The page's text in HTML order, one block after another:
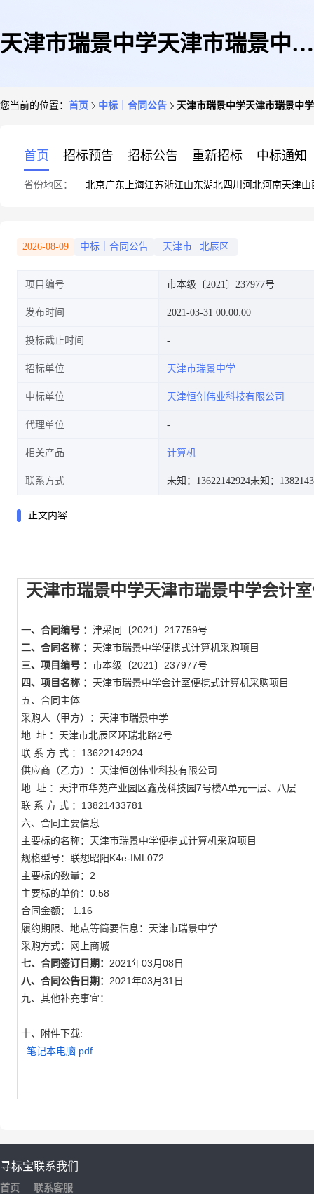
天津市瑞景中学天津市瑞景中学
237977号)合同公告
您当前的位置： 首页 中标｜合同公告 天津市瑞景中学天津市瑞景中
首页 招标预告 招标公告 重新招标 中标通知
省份地区： 北京广东 上海江苏浙江山东湖北四川 河北河南天津山
2026-08-09 中标｜合同公告 天津市 北辰区
项目编号 市本级〔2021〕237977号
发布时间 2021-03-31 00:00:00
投标截止时间
招标单位 天津市瑞景中学
中标单位 天津恒创伟业科技有限公司
代理单位
相关产品 计算机
联系方式 未知：13622142924未知：
正文内容
天津市瑞景中学天津市瑞景中学会计
一、合同编号 ： 津采同〔2021〕217759号
二、合同名称 ： 天津市瑞景中学便携式计算机采购项目
三、项目编号 ： 市本级〔2021〕237977号
四、项目名称 ： 天津市瑞景中学会计室便携式计算机采购项目
五、合同主体
采购人（甲方）：天津市瑞景中学
地 址 ：天津市北辰区环瑞北路2号
联 系 方 式 ：13622142924
供应商（乙方）：天津恒创伟业科技有限公司
地 址 ：天津市华苑产业园区鑫茂科技园7号楼A单元一层、八层
联 系 方 式 ：13821433781
六、合同主要信息
主要标的名称：天津市瑞景中学便携式计算机采购项目
规格型号：联想昭阳K4e-IML072
主要标的数量：2
主要标的单价：0.58
合同金额： 1.16
履约期限、地点等简要信息：天津市瑞景中学
采购方式：网上商城
七、合同签订日期： 2021年03月08日
八、合同公告日期： 2021年03月31日
九、其他补充事宜：
十、附件下载:
笔记本电脑.pdf
寻标宝
首页
联系我们
联系客服